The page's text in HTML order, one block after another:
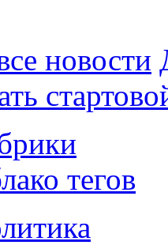
новости
тегов